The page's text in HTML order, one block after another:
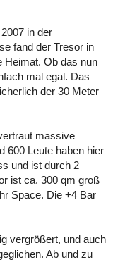
in der
fand der Tresor in
Heimat. Ob das nun
mal egal. Das
der 30 Meter
massive
600 Leute haben hier
und ist durch 2
ist ca. 300 qm groß
Space. Die +4 Bar
vergrößert, und auch
Ab und zu